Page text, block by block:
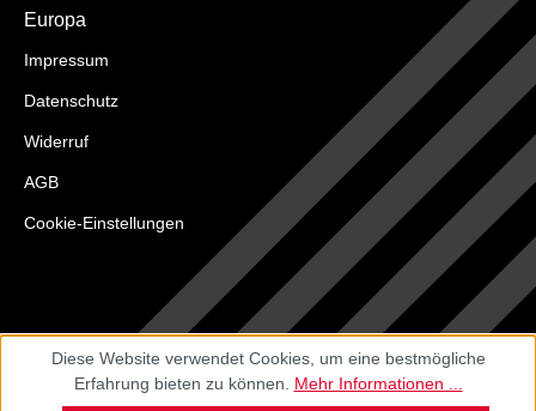
Impressum
Datenschutz
Widerruf
AGB
Cookie-Einstellungen
Diese Website verwendet Cookies, um eine bestmögliche
Erfahrung bieten zu können. Mehr Informationen ...